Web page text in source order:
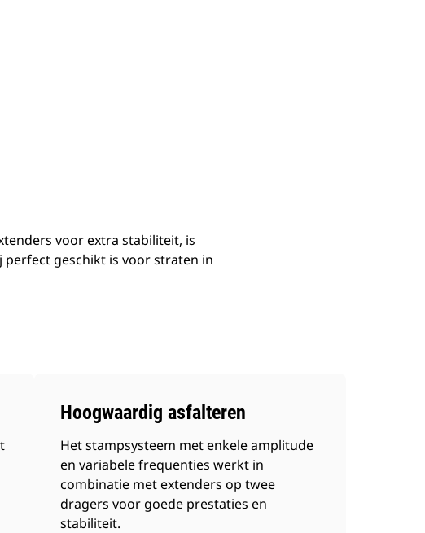
voor extra stabiliteit, is
geschikt is voor straten in
Hoogwaardig asfalteren
Het stampsysteem met enkele amplitude
en variabele frequenties werkt in
combinatie met extenders op twee
dragers voor goede prestaties en
stabiliteit.